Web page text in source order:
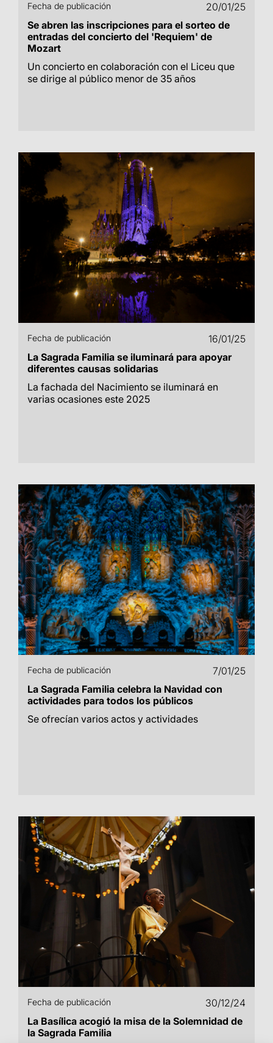
Fecha de publicación
20/01/25
Se abren las inscripciones para el sorteo de
entradas del concierto del 'Requiem' de
Mozart
Un concierto en colaboración con el Liceu que
se dirige al público menor de 35 años
Fecha de publicación
16/01/25
La Sagrada Familia se iluminará para apoyar
diferentes causas solidarias
La fachada del Nacimiento se iluminará en
varias ocasiones este 2025
Fecha de publicación
7/01/25
La Sagrada Familia celebra la Navidad con
actividades para todos los públicos
Se ofrecían varios actos y actividades
Fecha de publicación
30/12/24
La Basílica acogió la misa de la Solemnidad de
la Sagrada Familia